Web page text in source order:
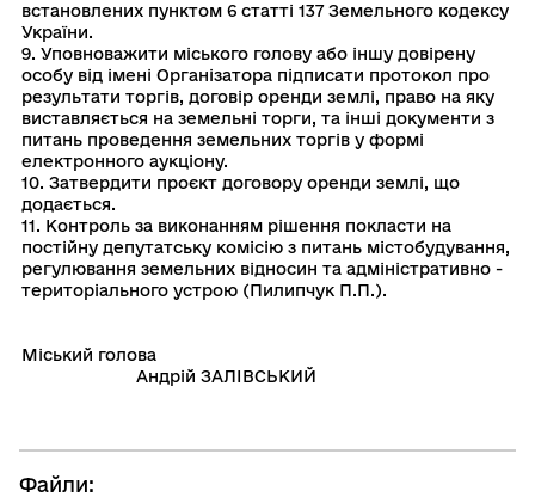
встановлених пунктом 6 статті 137 Земельного кодексу
України.
9. Уповноважити міського голову або іншу довірену
особу від імені Організатора підписати протокол про
результати торгів, договір оренди землі, право на яку
виставляється на земельні торги, та інші документи з
питань проведення земельних торгів у формі
електронного аукціону.
10. Затвердити проєкт договору оренди землі, що
додається.
11. Контроль за виконанням рiшення покласти на
постiйну депутатську комiсiю з питань мiстобудування,
регулювання земельних вiдносин та адмiнiстративно -
територiального устрою (Пилипчук П.П.).
Мiський голова
Андрій ЗАЛІВСЬКИЙ
Файли: